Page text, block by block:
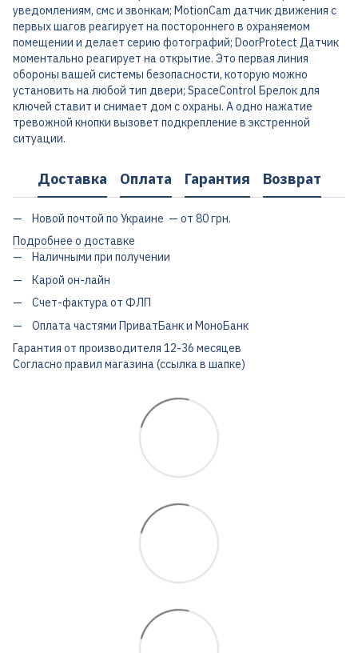
уведомлениям, смс и звонкам; MotionCam датчик движения с
первых шагов реагирует на постороннего в охраняемом
помещении и делает серию фотографий; DoorProtect Датчик
моментально реагирует на открытие. Это первая линия
обороны вашей системы безопасности, которую можно
установить на любой тип двери; SpaceControl Брелок для
ключей ставит и снимает дом с охраны. А одно нажатие
тревожной кнопки вызовет подкрепление в экстренной
ситуации.
Доставка Оплата Гарантия Возврат
Новой почтой по Украине — от 80 грн.
Подробнее о доставке
Наличными при получении
Карой он-лайн
Счет-фактура от ФЛП
Оплата частями ПриватБанк и МоноБанк
Гарантия от производителя 12-36 месяцев
Согласно правил магазина (ссылка в шапке)